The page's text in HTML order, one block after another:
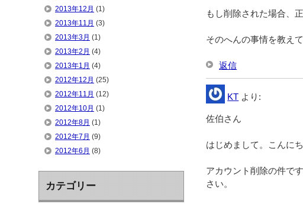
もし削除された場合、
そのへんの事情を教え
返信
KT より:
佐伯さん
はじめまして。こんにち
アカウント削除の件で
さい。
2013年12月 (1)
2013年11月 (3)
2013年3月 (1)
2013年2月 (4)
2013年1月 (4)
2012年12月 (25)
2012年11月 (12)
2012年10月 (1)
2012年8月 (1)
2012年7月 (9)
2012年6月 (8)
カテゴリー